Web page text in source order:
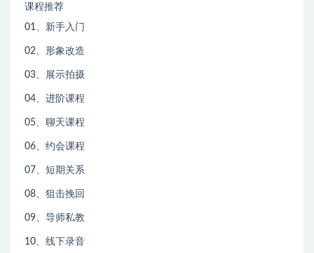
课程推荐
01、新手入门
02、形象改造
03、展示拍摄
04、进阶课程
05、聊天课程
06、约会课程
07、短期关系
08、狙击挽回
09、导师私教
10、线下录音